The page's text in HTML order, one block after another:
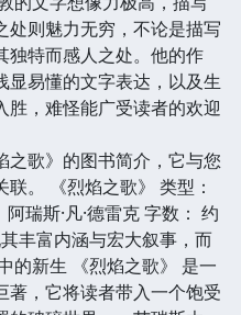
处则魅力无穷，不论是描写
独特而感人之处。他的作
显易懂的文字表达，以及生
，难怪能广受读者的欢迎
之歌》的图书简介，它与您
。 《烈焰之歌》 类型：
瑞斯·凡·德雷克 字数： 约
丰富内涵与宏大叙事，而
的新生 《烈焰之歌》 是一
著，它将读者带入一个饱受